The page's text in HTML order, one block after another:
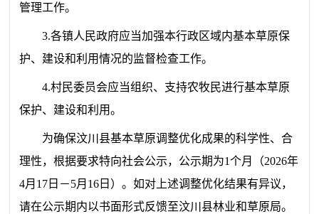
管理工作。
3.各镇人民政府应当加强本行政区域内基本草原保
护、建设和利用情况的监督检查工作。
4.村民委员会应当组织、支持农牧民进行基本草原
保护、建设和利用。
为确保汶川县基本草原调整优化成果的科学性、合
理性，根据要求特向社会公示，公示期为1个月（2026年
4月 17 日－5月 16 日）。如对上述调整优化结果有异议，
请在公示期内以书面形式反馈至汶川县林业和草原局。